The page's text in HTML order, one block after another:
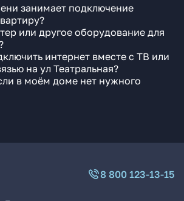
занимает подключение
или другое оборудование для
интернет вместе с ТВ или
на ул Театральная?
в моём доме нет нужного
8 800 123-13-15